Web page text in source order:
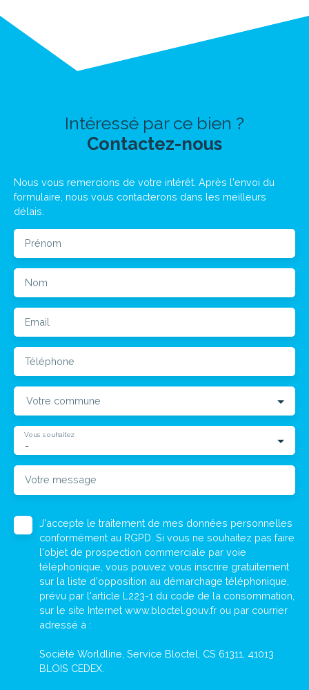
Intéressé par ce bien ?
Contactez-nous
Nous vous remercions de votre intérêt. Après l'envoi du
formulaire, nous vous contacterons dans les meilleurs
délais.
Prénom
Nom
Email
Téléphone
Votre commune
-
Vous souhaitez
Votre message
J'accepte le traitement de mes données personnelles
conformément au RGPD. Si vous ne souhaitez pas faire
l'objet de prospection commerciale par voie
téléphonique, vous pouvez vous inscrire gratuitement
sur la liste d'opposition au démarchage téléphonique,
prévu par l'article L223-1 du code de la consommation,
sur le site Internet www.bloctel.gouv.fr ou par courrier
adressé à :
Société Worldline, Service Bloctel, CS 61311, 41013
BLOIS CEDEX.